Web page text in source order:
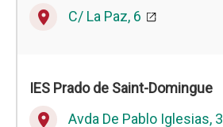
place C/ La Paz, 6
IES Prado de Saint-Domingue
place Avda De Pablo Iglesias, 3